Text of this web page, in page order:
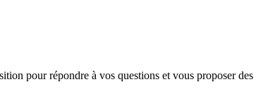
pour répondre à vos questions et vous proposer